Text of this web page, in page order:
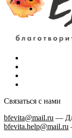
Связаться с нами
bfevita@mail.ru —
bfevita.help@mail.ru